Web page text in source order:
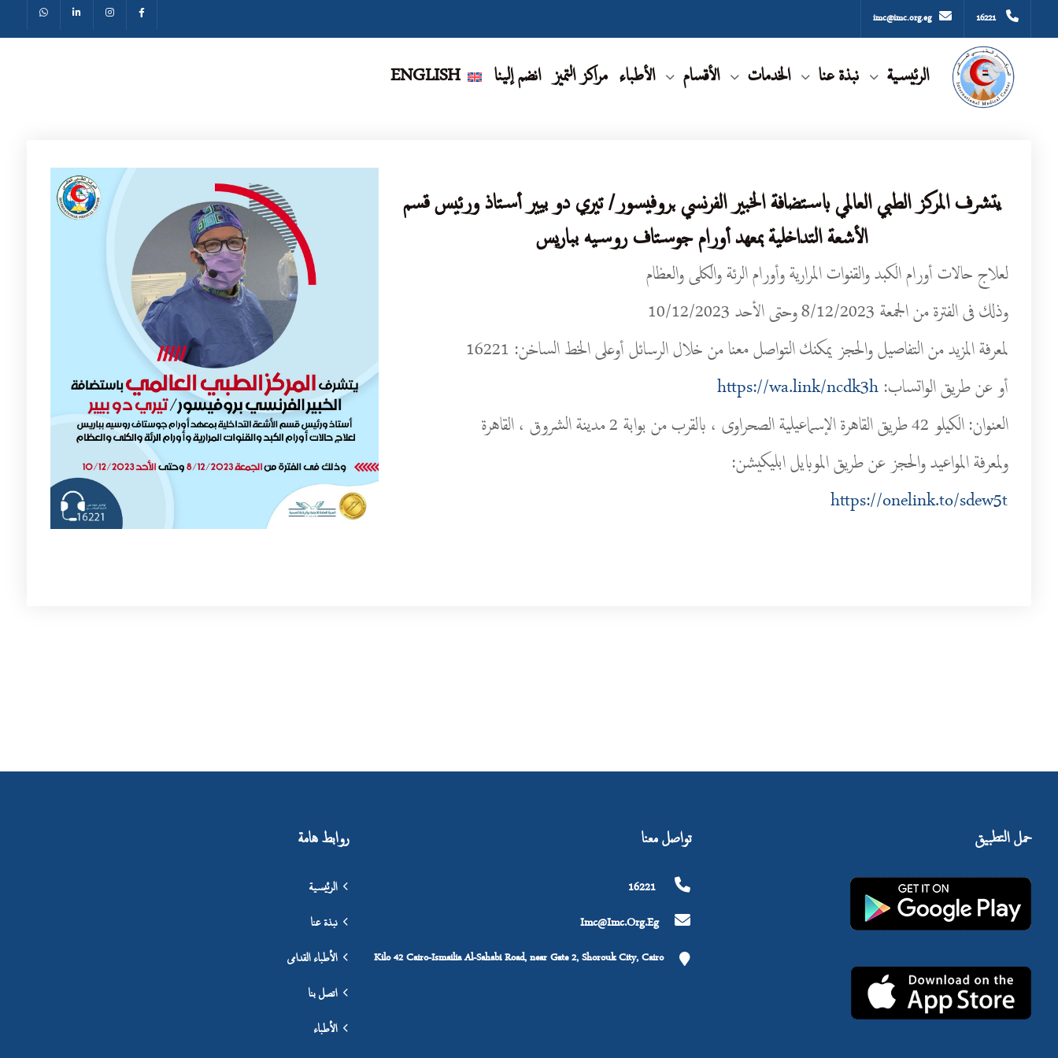
16221
imc@imc.org.eg
الرئيسية نبذة عنا الخدمات الأقسام الأطباء مراكز التميز انضم إلينا ENGLISH
يتشرف المركز الطبي العالمي باستضافة الخبير الفرنسي بروفيسور/ تيري دو بيير أستاذ ورئيس قسم
الأشعة التداخلية بمعهد أورام جوستاف روسيه بباريس
لعلاج حالات أورام الكبد والقنوات المرارية وأورام الرئة والكلى والعظام
وذلك فى الفترة من الجمعة 8/12/2023 وحتى الأحد 10/12/2023
لمعرفة المزيد من التفاصيل والحجز يمكنك التواصل معنا من خلال الرسائل أوعلى الخط الساخن: 16221
أو عن طريق الواتساب: https://wa.link/ncdk3h
العنوان: الكيلو 42 طريق القاهرة الإسماعيلية الصحراوى ، بالقرب من بوابة 2 مدينة الشروق ، القاهرة
ولمعرفة المواعيد والحجز عن طريق الموبايل ابليكيشن:
https://onelink.to/sdew5t
حمل التطبيق تواصل معنا
16221
Imc@imc.org.eg
Kilo 42 Cairo-Ismailia Al-Sahabi Road, near Gate 2, Shorouk City, Cairo
روابط هامة
الرئيسية
نبذة عنا
الأطباء القدامى
اتصل بنا
الأطباء